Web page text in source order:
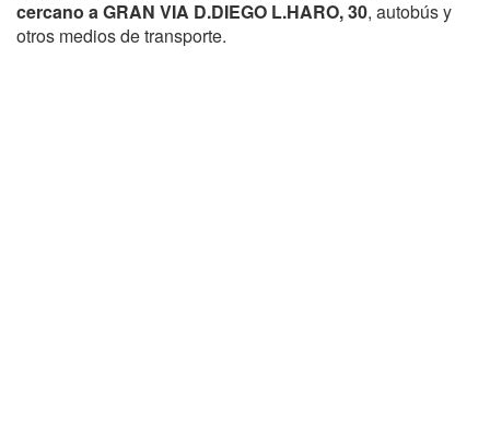
cercano a GRAN VIA D.DIEGO L.HARO, 30, autobús y
otros medios de transporte.